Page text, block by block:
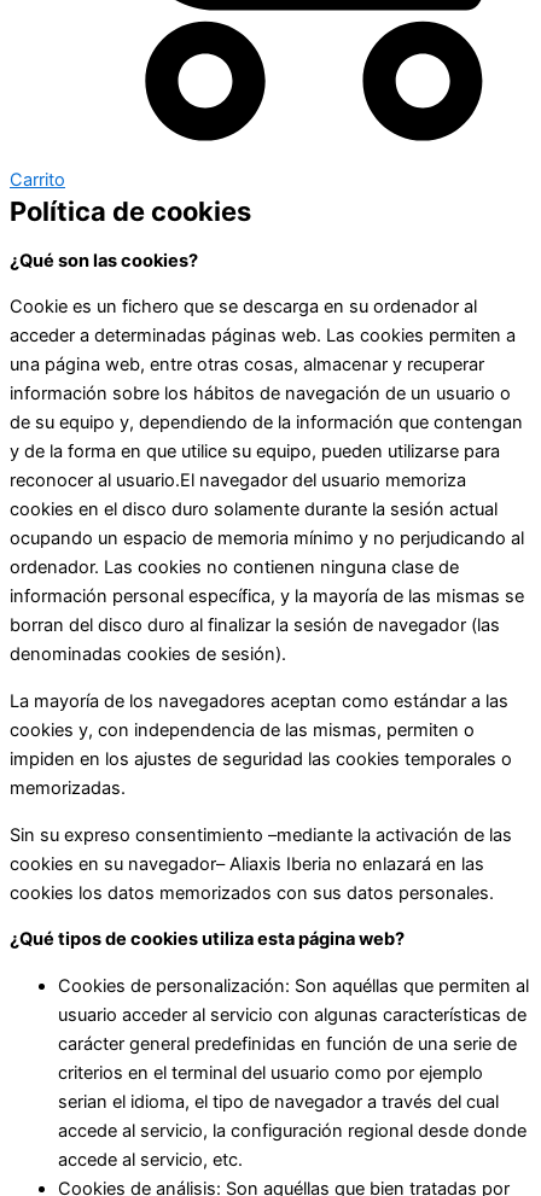
Carrito
Política de cookies
¿Qué son las cookies?
Cookie es un fichero que se descarga en su ordenador al
acceder a determinadas páginas web. Las cookies permiten a
una página web, entre otras cosas, almacenar y recuperar
información sobre los hábitos de navegación de un usuario o
de su equipo y, dependiendo de la información que contengan
y de la forma en que utilice su equipo, pueden utilizarse para
reconocer al usuario.El navegador del usuario memoriza
cookies en el disco duro solamente durante la sesión actual
ocupando un espacio de memoria mínimo y no perjudicando al
ordenador. Las cookies no contienen ninguna clase de
información personal específica, y la mayoría de las mismas se
borran del disco duro al finalizar la sesión de navegador (las
denominadas cookies de sesión).
La mayoría de los navegadores aceptan como estándar a las
cookies y, con independencia de las mismas, permiten o
impiden en los ajustes de seguridad las cookies temporales o
memorizadas.
Sin su expreso consentimiento –mediante la activación de las
cookies en su navegador– Aliaxis Iberia no enlazará en las
cookies los datos memorizados con sus datos personales.
¿Qué tipos de cookies utiliza esta página web?
Cookies de personalización: Son aquéllas que permiten al
usuario acceder al servicio con algunas características de
carácter general predefinidas en función de una serie de
criterios en el terminal del usuario como por ejemplo
serian el idioma, el tipo de navegador a través del cual
accede al servicio, la configuración regional desde donde
accede al servicio, etc.
Cookies de análisis: Son aquéllas que bien tratadas por